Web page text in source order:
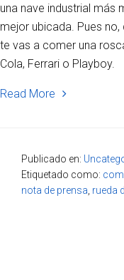
una nave industrial más
mejor ubicada. Pues
te vas a comer una
Cola, Ferrari o Playboy.
Read More
Publicado en:
Etiquetado como:
nota de prensa rueda